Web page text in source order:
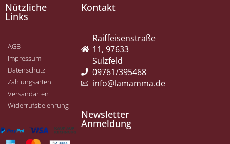
Kontakt
Raiffeisenstraße
11, 97633
Sulzfeld
09761/395468
info@lamamma.de
Newsletter
Anmeldung
Nützliche
Links
AGB
Impressum
Datenschutz
Zahlungsarten
Versandarten
Widerrufsbelehrung